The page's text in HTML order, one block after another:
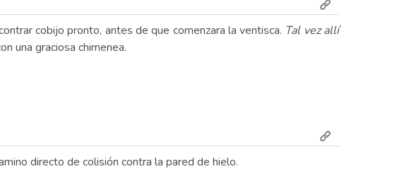
cobijo pronto, antes de que comenzara la ventisca. Tal vez allí
una graciosa chimenea.
directo de colisión contra la pared de hielo.